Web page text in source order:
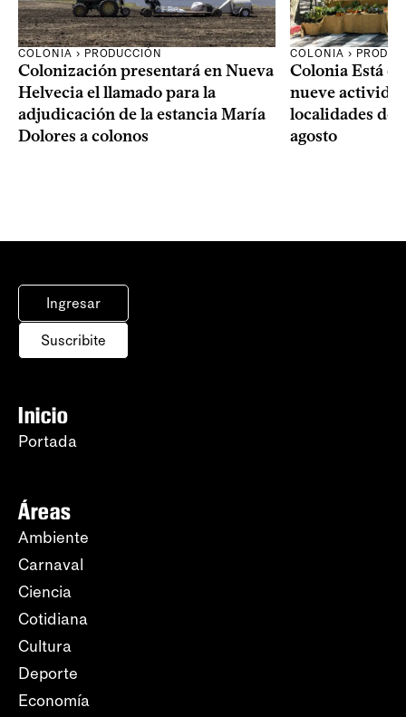
COLONIA › PRODUCCIÓN
Colonización presentará en Nueva
Helvecia el llamado para la
adjudicación de la estancia María
Dolores a colonos
COLONIA ›
Colonia Está
nueve
localidades del
agosto
Ingresar
Suscribite
Inicio
Portada
Áreas
Ambiente
Carnaval
Ciencia
Cotidiana
Cultura
Deporte
Economía